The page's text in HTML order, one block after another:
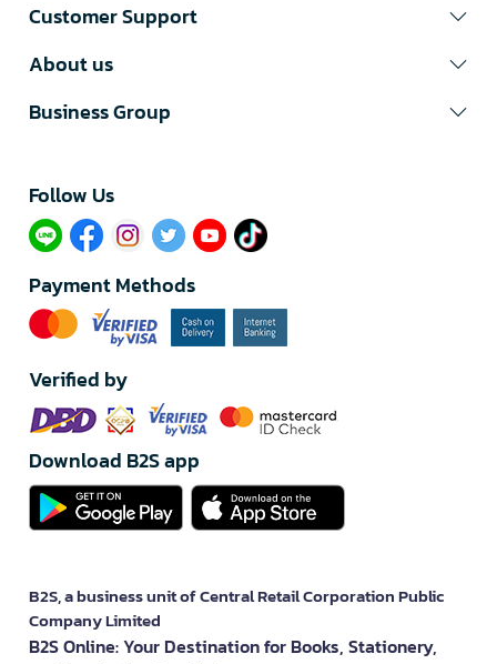
Customer Support
About us
Business Group
Follow Us​
Payment Methods
Verified by
Download B2S app
B2S, a business unit of Central Retail Corporation Public
Company Limited
B2S Online: Your Destination for Books, Stationery,